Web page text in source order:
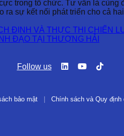
trong tổ chức. Tư vấn là
ra sự kết nối phát triển cho cả
ĐỊNH VÀ THỰC THI CHIẾN
ĐẠO TẠI THƯỢNG HẢI
Follow us
bảo mật Chính sách và Quy định